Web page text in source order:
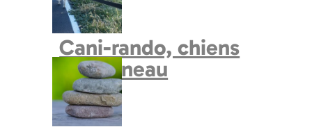
Cani-rando, chiens
de traineau